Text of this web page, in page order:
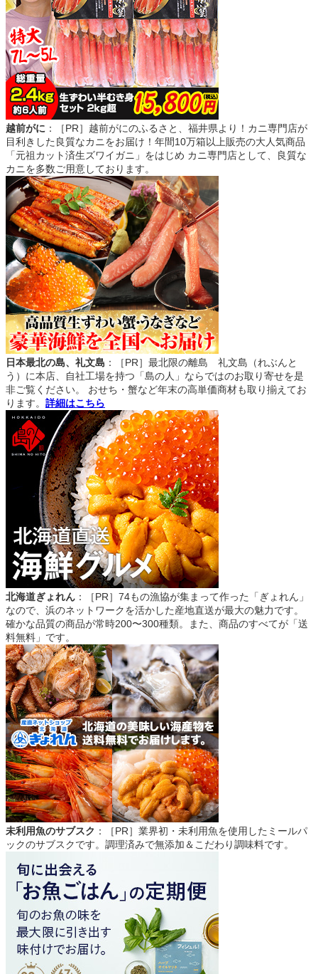
越前がに ：［PR］越前がにのふるさと、福井県より！カニ専門店が
目利きした良質なカニをお届け！年間10万箱以上販売の大人気商品
「元祖カット済生ズワイガニ」をはじめ カニ専門店として、良質な
カニを多数ご用意しております。
日本最北の島、礼文島 ：［PR］最北限の離島 礼文島（れぶんと
う）に本店、自社工場を持つ「島の人」ならではのお取り寄せを是
非ご覧ください。 おせち・蟹など年末の高単価商材も取り揃えてお
ります。 詳細はこちら
北海道ぎょれん ：［PR］74もの漁協が集まって作った「ぎょれん」
なので、浜のネットワークを活かした産地直送が最大の魅力です。
確かな品質の商品が常時200〜300種類。また、商品のすべてが「送
料無料」です。
未利用魚のサブスク ：［PR］業界初・未利用魚を使用したミールパ
ックのサブスクです。調理済みで無添加＆こだわり調味料です。